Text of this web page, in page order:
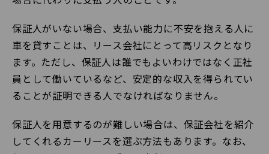
保証人がいない場合、支払い能力に不安を抱える人に
車を貸すことは、リース会社にとって高リスクとなり
ます。ただし、保証人は誰でもよいわけではなく正社
員として働いているなど、安定的な収入を得られてい
ることが証明できる人でなければなりません。
保証人を用意するのが難しい場合は、保証会社を紹介
してくれるカーリースを選ぶ方法もあります。なお、